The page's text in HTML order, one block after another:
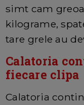
simt cam
kilograme,
tare grele au
Calatoria
fiecare clipa
Calatoria